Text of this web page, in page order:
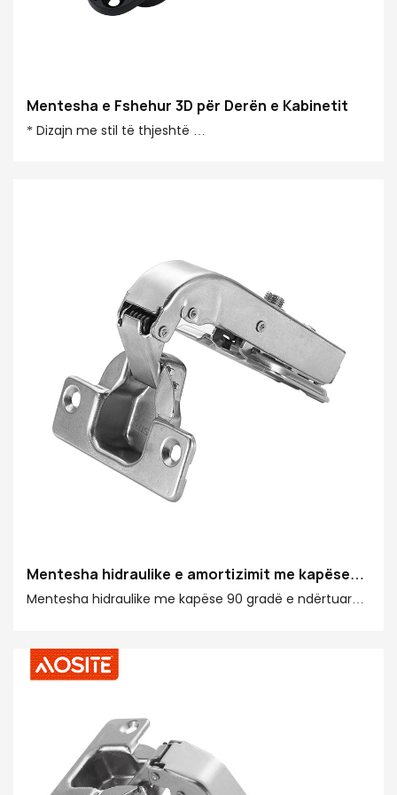
Mentesha e Fshehur 3D për Derën e Kabinetit
* Dizajn me stil të thjeshtë
* Rregullim tre-dimensional
* Kapaciteti super ngarkues 40/80 kg
Mentesha hidraulike e amortizimit me kapëse
90 gradë AOSITE
Mentesha hidraulike me kapëse 90 gradë e ndërtuar
përmban funksione të fuqishme, gjë që ju sjell një
përvojë të paimagjinueshme në mobilje